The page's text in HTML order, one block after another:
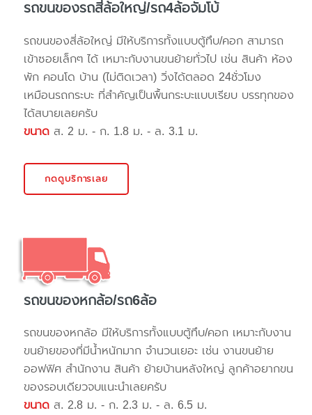
รถขนของรถสี่ล้อใหญ่/รถ4ล้อจัมโบ้
รถขนของสี่ล้อใหญ่ มีให้บริการทั้งแบบตู้ทึบ/คอก สามารถ
เข้าซอยเล็กๆ ได้ เหมาะกับงานขนย้ายทั่วไป เช่น สินค้า ห้อง
พัก คอนโด บ้าน (ไม่ติดเวลา) วิ่งได้ตลอด 24ชั่วโมง
เหมือนรถกระบะ ที่สำคัญเป็นพื้นกระบะแบบเรียบ บรรทุกของ
ได้สบายเลยครับ
ขนาด ส. 2 ม. - ก. 1.8 ม. - ล. 3.1 ม.
กดดูบริการเลย
รถขนของหกล้อ/รถ6ล้อ
รถขนของหกล้อ มีให้บริการทั้งแบบตู้ทึบ/คอก เหมาะกับงาน
ขนย้ายของที่มีน้ำหนักมาก จำนวนเยอะ เช่น งานขนย้าย
ออฟฟิศ สำนักงาน สินค้า ย้ายบ้านหลังใหญ่ ลูกค้าอยากขน
ของรอบเดียวจบแนะนำเลยครับ
ขนาด ส. 2.8 ม. - ก. 2.3 ม. - ล. 6.5 ม.